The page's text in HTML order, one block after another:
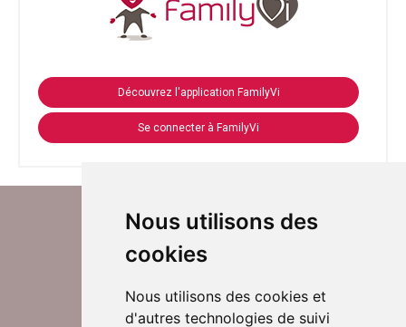
Nous utilisons des
cookies
Nous utilisons des cookies et
d'autres technologies de suivi
Découvrez l'application FamilyVi
Se connecter à FamilyVi